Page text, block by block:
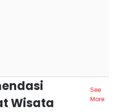
Wisata
See
More